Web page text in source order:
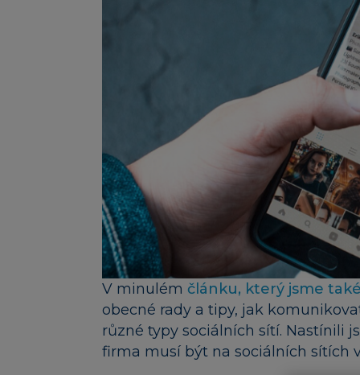
V minulém článku, který jsme
obecné rady a tipy, jak
různé typy sociálních sítí. Nastínili
firma musí být na sociálních sítích